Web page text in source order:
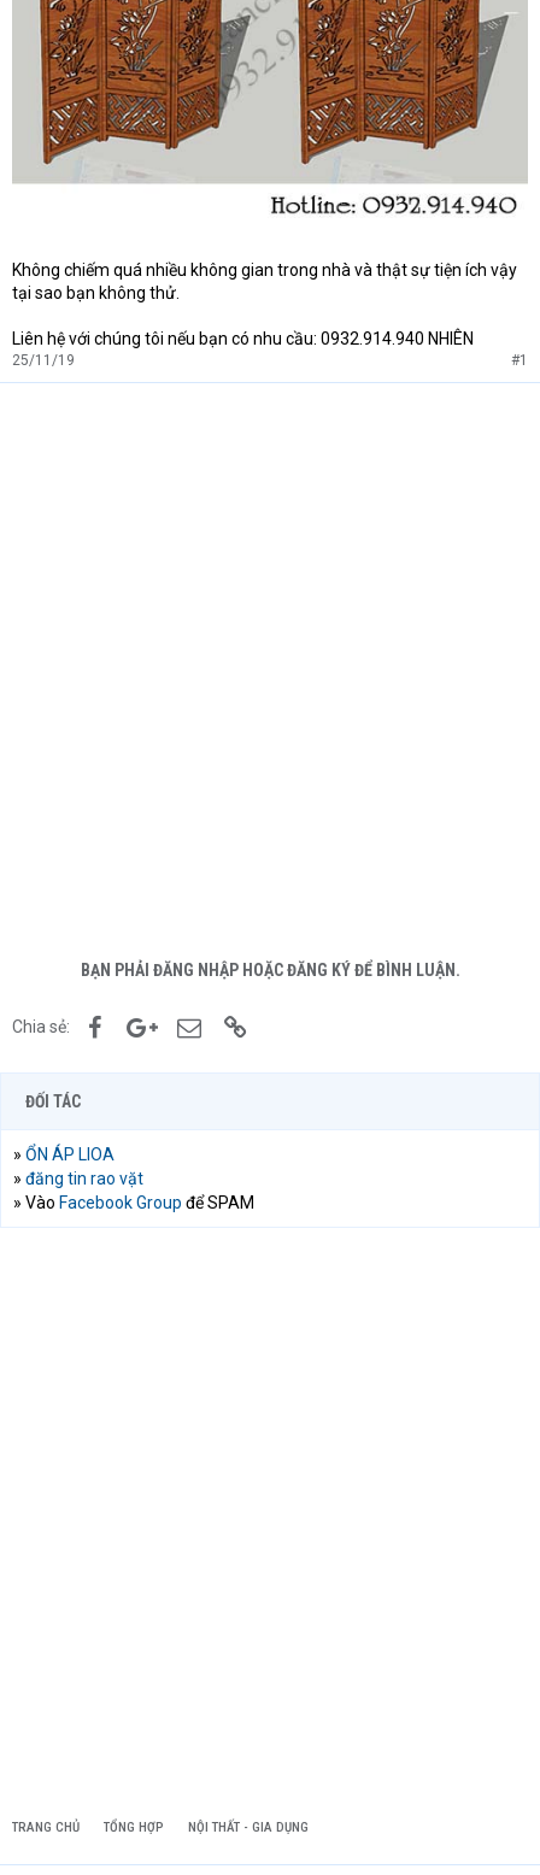
Không chiếm quá nhiều không gian trong nhà và thật sự tiện ích vậy
tại sao bạn không thử.
Liên hệ với chúng tôi nếu bạn có nhu cầu: 0932.914.940 NHIÊN
25/11/19 #1
BẠN PHẢI ĐĂNG NHẬP HOẶC ĐĂNG KÝ ĐỂ BÌNH LUẬN.
Chia sẻ: FacebookGoogle+Email
ĐỐI TÁC
» ỔN ÁP LIOA
» đăng tin rao vặt
» Vào Facebook Group để SPAM
TRANG CHỦ TỔNG HỢP NỘI THẤT - GIA DỤNG